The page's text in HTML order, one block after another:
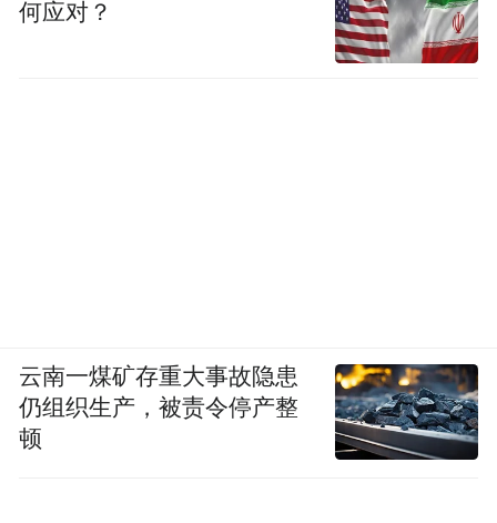
何应对？
云南一煤矿存重大事故隐患
仍组织生产，被责令停产整
顿